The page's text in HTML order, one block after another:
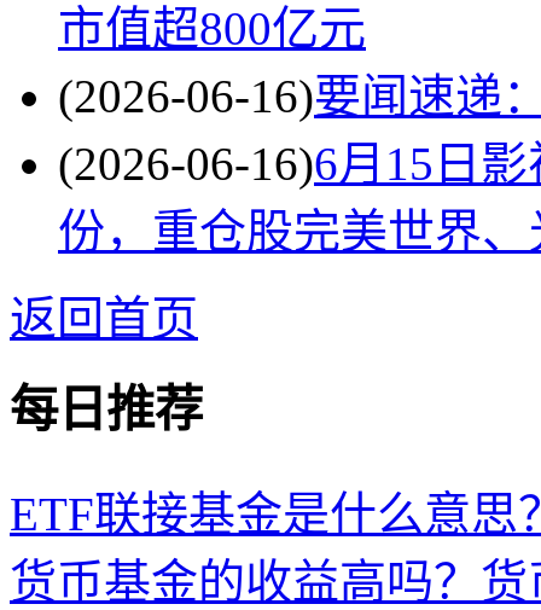
市值超800亿元
(2026-06-16)要闻速递
(2026-06-16)6月15日
份，重仓股完美世界
返回首页
每日推荐
ETF联接基金是什么意思
货币基金的收益高吗？